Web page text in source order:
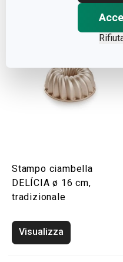
Stampo ciambella
DELÍCIA ø 16 cm,
tradizionale
Visualizza